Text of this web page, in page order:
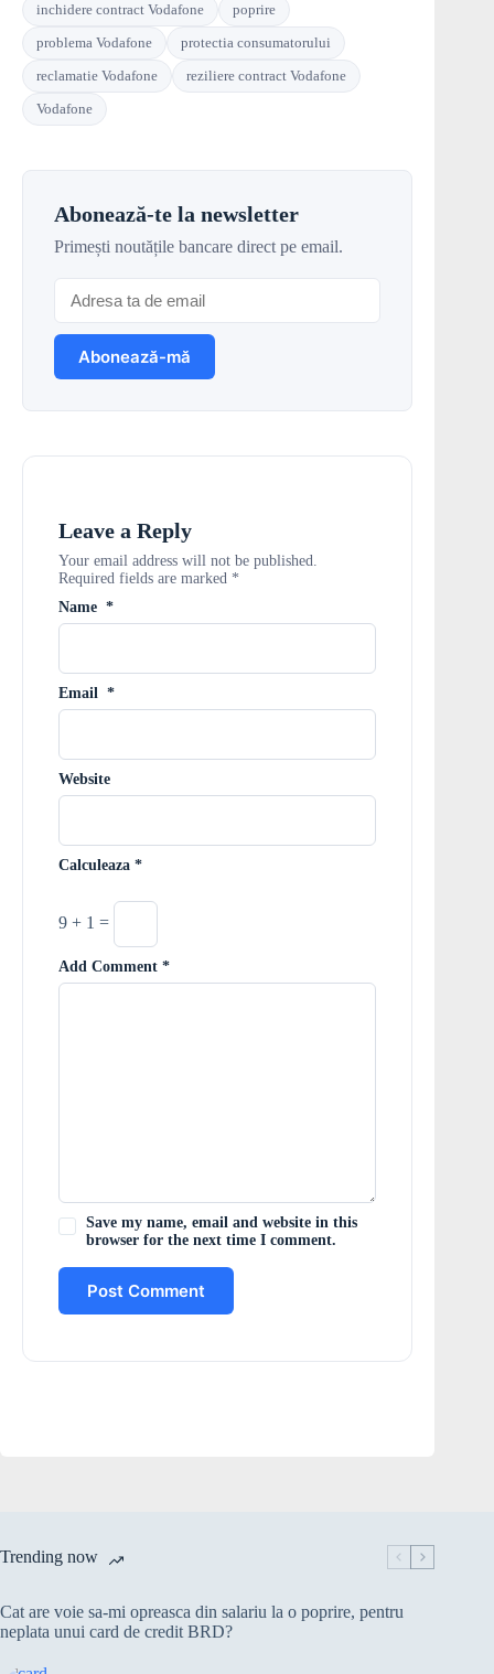
inchidere contract Vodafone
poprire
problema Vodafone
protectia consumatorului
reclamatie Vodafone
reziliere contract Vodafone
Vodafone
Abonează-te la newsletter
Primești noutățile bancare direct pe email.
Leave a Reply
Your email address will not be published.
Required fields are marked *
Name *
Email *
Website
Calculeaza *
9 + 1 =
Add Comment *
Save my name, email and website in this
browser for the next time I comment.
Post Comment
Trending now
Cat are voie sa-mi opreasca din salariu la o poprire, pentru
neplata unui card de credit BRD?